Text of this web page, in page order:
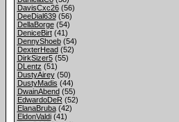
DavisCxc26(56)
DeeDial639(56)
DellaBorge(54)
DeniceBirt(41)
DennyShoeb(54)
DexterHead(52)
DirkSizer5(55)
DLentz (51)
DustyAirey(50)
DustyMadis (44)
DwainAbend(55)
EdwardoDeR (52)
ElanaBruba(42)
EldonValdi(41)